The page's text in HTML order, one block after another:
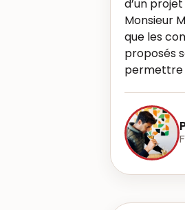
d’un
Monsieur
que les
proposés
permettre